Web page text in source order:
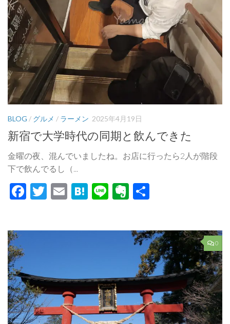
BLOG / グルメ / ラーメン 2025年4月19日
新宿で大学時代の同期と飲んできた
金曜の夜、混んでいましたね。お店に行ったら2人が階段
下で飲んでるし（...
Facebook
Twitter
EmailHatena
LineEvernote
0